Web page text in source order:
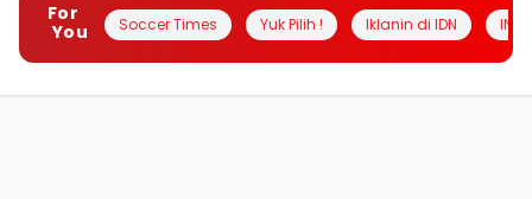
For
You
Soccer Times Yuk Pilih ! Iklanin di IDN